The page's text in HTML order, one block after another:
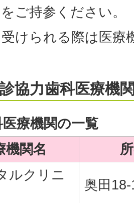
ご持参ください。
けられる際は医療
協力歯科医療機
療機関の一覧
機関名
ルクリニ
奥田18-